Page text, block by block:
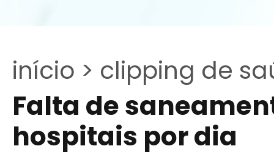
início > clipping de
Falta de
hospitais por dia